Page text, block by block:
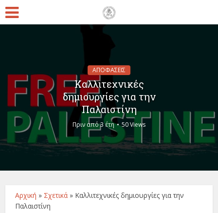
ΑΠΟΦΑΣΕΙΣ
Καλλιτεχνικές
δημιουργίες για την
Παλαιστίνη
Πριν από 3 έτη 50 Views
Αρχική » Σχετικά » Καλλιτεχνικές δημιουργίες για την
Παλαιστίνη